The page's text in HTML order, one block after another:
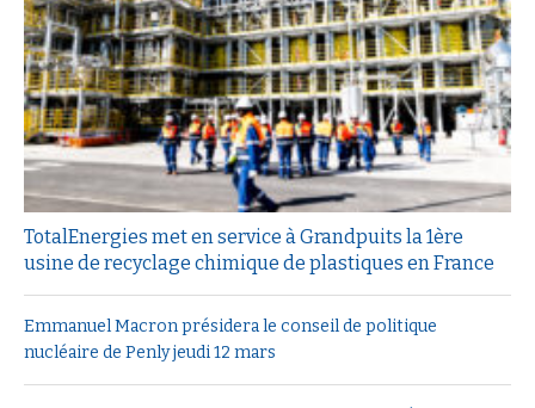
TotalEnergies met en service à Grandpuits la 1ère
usine de recyclage chimique de plastiques en France
Emmanuel Macron présidera le conseil de politique
nucléaire de Penly jeudi 12 mars